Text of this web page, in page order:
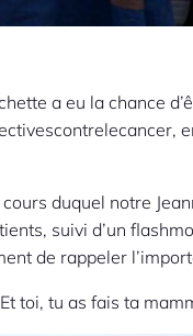
a eu la chance
duquel notre
suivi d’un
de rappeler
toi, tu as fais ta